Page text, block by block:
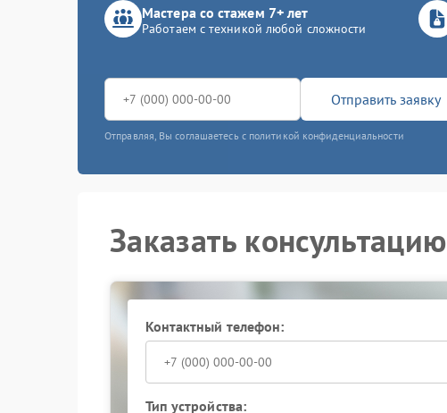
Мастера со стажем 7+ лет
Работаем с техникой любой сложности
Отправить заявку
Отправляя, Вы соглашаетесь с политикой конфиденциальности
Заказать консультацию
Контактный телефон:
Тип устройства: